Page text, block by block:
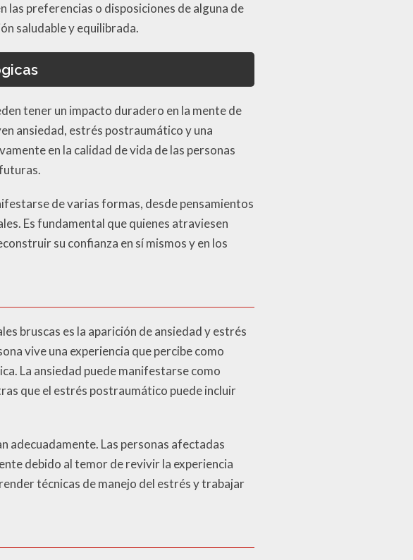
las preferencias o disposiciones de alguna de
saludable y equilibrada.
tener un impacto duradero en la mente de
ansiedad, estrés postraumático y una
en la calidad de vida de las personas
de varias formas, desde pensamientos
Es fundamental que quienes atraviesen
su confianza en sí mismos y en los
bruscas es la aparición de ansiedad y estrés
vive una experiencia que percibe como
La ansiedad puede manifestarse como
que el estrés postraumático puede incluir
adecuadamente. Las personas afectadas
debido al temor de revivir la experiencia
técnicas de manejo del estrés y trabajar